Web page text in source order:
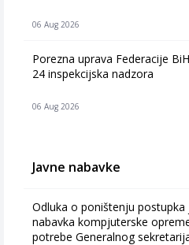
06 Aug 2026
Porezna uprava Federacije
24 inspekcijska nadzora
06 Aug 2026
Javne nabavke
Odluka o poništenju postupka
nabavka kompjuterske
potrebe Generalnog